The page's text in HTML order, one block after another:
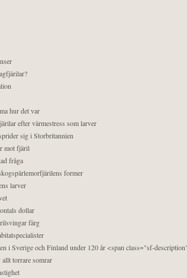
hur det var
efter värmestress som larver
sig i Storbritannien
mot fjäril
fråga
former
larver
dollar
färg
i Sverige och Finland under 120 år <span class="sf-
allt torrare somrar